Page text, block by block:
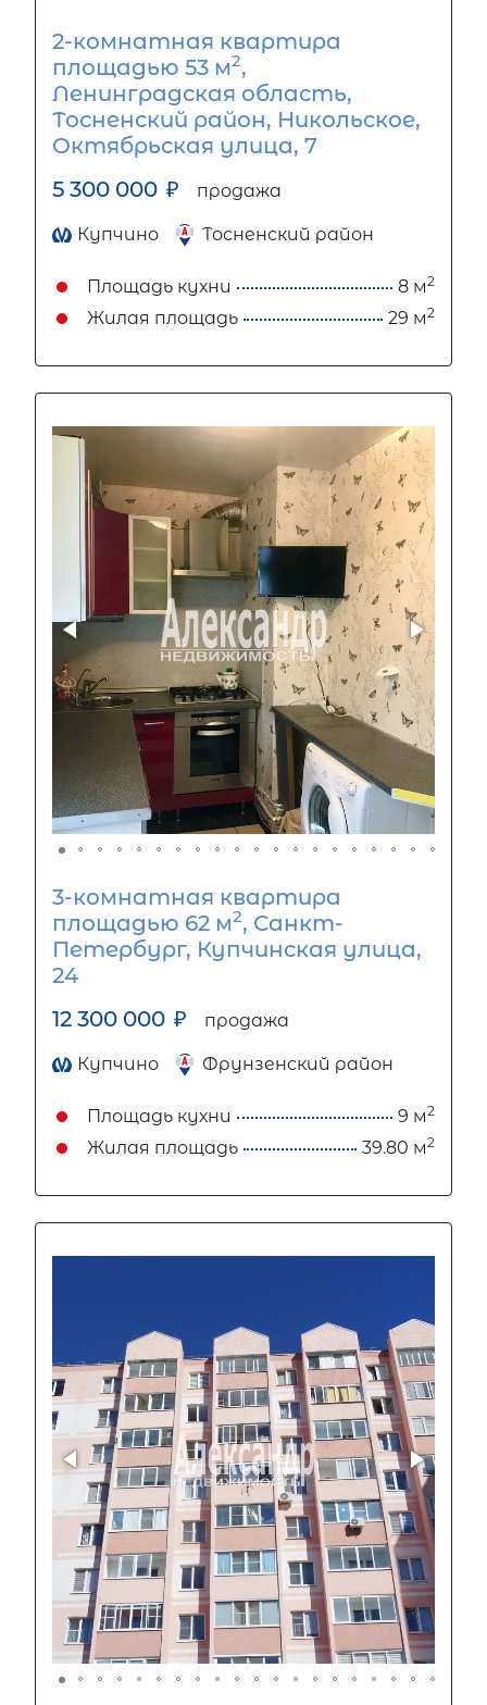
2-комнатная квартира
площадью 53 м2,
Ленинградская область,
Тосненский район, Никольское,
Октябрьская улица, 7
5 300 000 ₽ продажа
Купчино Тосненский район
Площадь кухни 8 м2
Жилая площадь 29 м2
3-комнатная квартира
площадью 62 м2, Санкт-
Петербург, Купчинская улица,
24
12 300 000 ₽ продажа
Купчино Фрунзенский район
Площадь кухни 9 м2
Жилая площадь 39.80 м2